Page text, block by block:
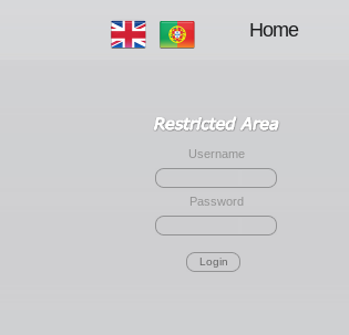
Username
Password
Login
Home